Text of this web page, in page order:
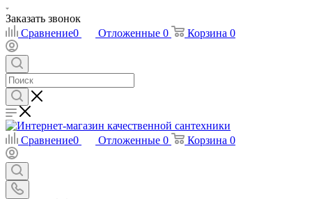
Заказать звонок
Сравнение0 Отложенные 0 Корзина 0
Сравнение0 Отложенные 0 Корзина 0